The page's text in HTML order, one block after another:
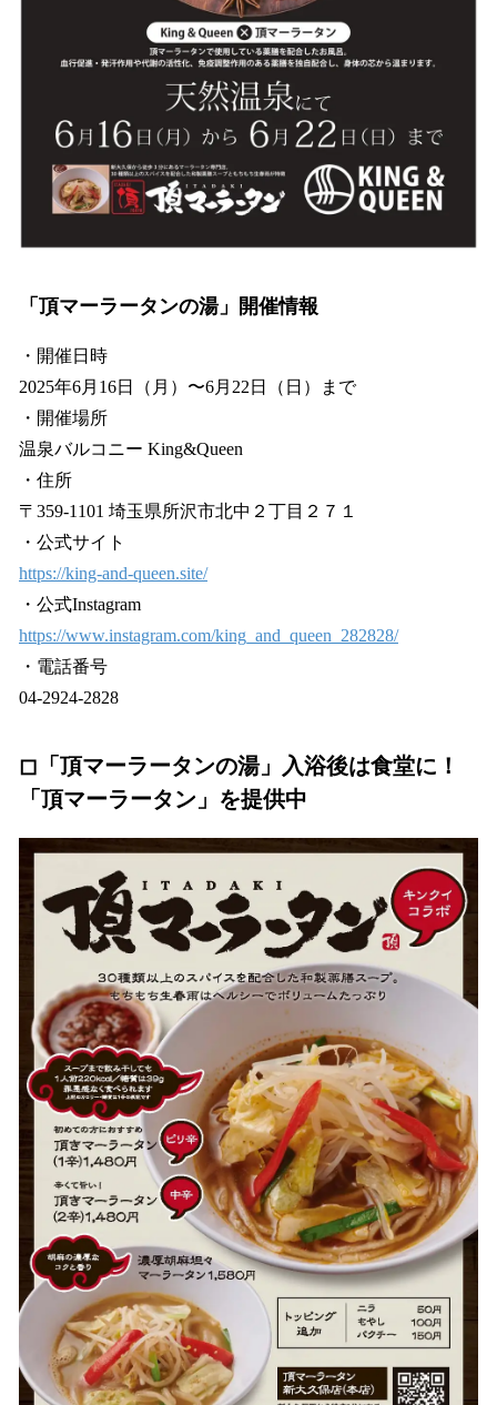
「頂マーラータンの湯」開催情報
・開催日時
2025年6月16日（月）〜6月22日（日）まで
・開催場所
温泉バルコニー King&Queen
・住所
〒359-1101 埼玉県所沢市北中２丁目２７１
・公式サイト
https://king-and-queen.site/
・公式Instagram
https://www.instagram.com/king_and_queen_282828/
・電話番号
04-2924-2828
◻︎「頂マーラータンの湯」入浴後は食堂に！
「頂マーラータン」を提供中